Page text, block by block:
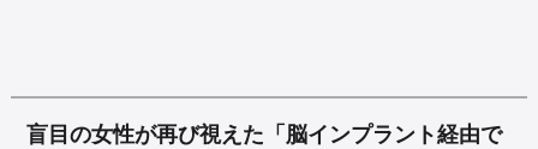
盲目の女性が再び視えた「脳インプラント経由で